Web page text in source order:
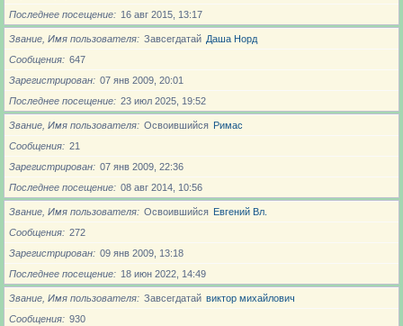
Последнее посещение
16 авг 2015, 13:17
Звание, Имя пользователя Завсегдатай Даша Норд
Сообщения
647
Зарегистрирован
07 янв 2009, 20:01
Последнее посещение
23 июл 2025, 19:52
Звание, Имя пользователя Освоившийся Римас
Сообщения
21
Зарегистрирован
07 янв 2009, 22:36
Последнее посещение
08 авг 2014, 10:56
Звание, Имя пользователя Освоившийся Евгений Вл.
Сообщения
272
Зарегистрирован
09 янв 2009, 13:18
Последнее посещение
18 июн 2022, 14:49
Звание, Имя пользователя Завсегдатай виктор михайлович
Сообщения
930